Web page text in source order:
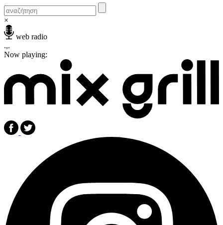
×
web radio
.,.
Now playing: